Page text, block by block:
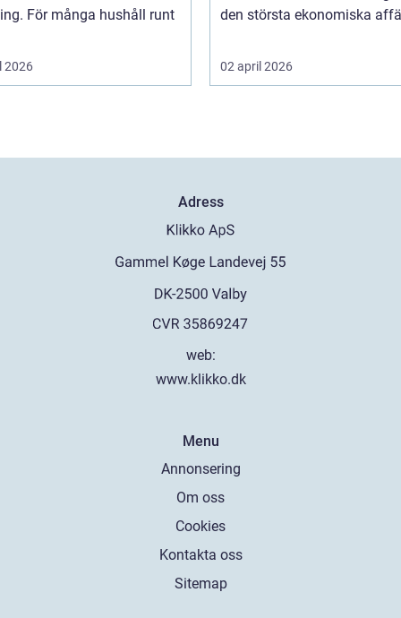
För många hushåll runt
2026
den största ekonomiska
02 april 2026
Adress
web:
www.klikko.dk
Menu
Annonsering
Om oss
Cookies
Kontakta oss
Sitemap